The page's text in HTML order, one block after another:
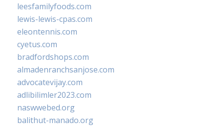
leesfamilyfoods.com
lewis-lewis-cpas.com
eleontennis.com
cyetus.com
bradfordshops.com
almadenranchsanjose.com
advocatevijay.com
adlibilimler2023.com
naswwebed.org
balithut-manado.org